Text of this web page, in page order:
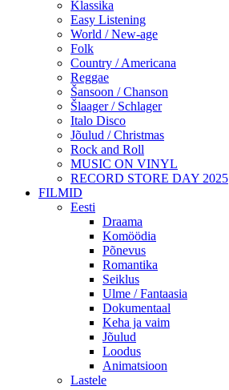
Klassika
Easy Listening
World / New-age
Folk
Country / Americana
Reggae
Šansoon / Chanson
Šlaager / Schlager
Italo Disco
Jõulud / Christmas
Rock and Roll
MUSIC ON VINYL
RECORD STORE DAY 2025
FILMID
Eesti
Draama
Komöödia
Põnevus
Romantika
Seiklus
Ulme / Fantaasia
Dokumentaal
Keha ja vaim
Jõulud
Loodus
Animatsioon
Lastele